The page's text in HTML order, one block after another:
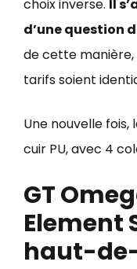
choix inverse. Il
d’une question
de cette manière,
tarifs soient
Une nouvelle fois,
cuir PU, avec 4
GT
Element
haut-